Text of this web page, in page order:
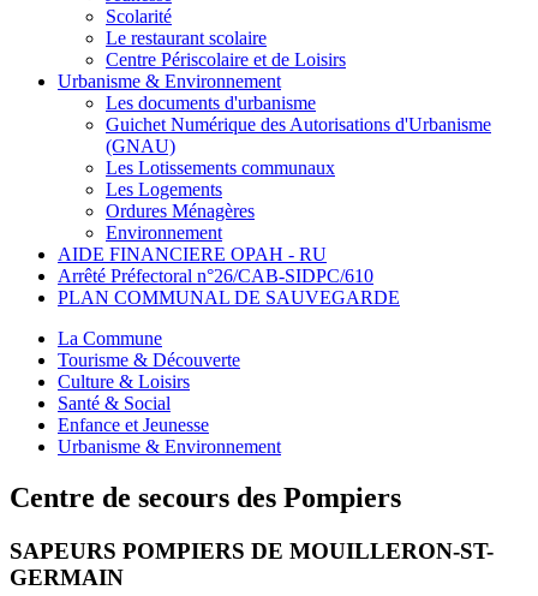
Scolarité
Le restaurant scolaire
Centre Périscolaire et de Loisirs
Urbanisme & Environnement
Les documents d'urbanisme
Guichet Numérique des Autorisations d'Urbanisme
(GNAU)
Les Lotissements communaux
Les Logements
Ordures Ménagères
Environnement
AIDE FINANCIERE OPAH - RU
Arrêté Préfectoral n°26/CAB-SIDPC/610
PLAN COMMUNAL DE SAUVEGARDE
La Commune
Tourisme & Découverte
Culture & Loisirs
Santé & Social
Enfance et Jeunesse
Urbanisme & Environnement
Centre de secours des Pompiers
SAPEURS POMPIERS DE MOUILLERON-ST-
GERMAIN